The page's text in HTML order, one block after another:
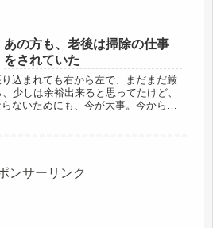
てはいないけど、それを下ろす...
あの方も、老後は掃除の仕事
をされていた
込まれても右から左で、まだまだ厳
少しは余裕出来ると思ってたけど、
ないためにも、今が大事。今から10
ンサーリンク